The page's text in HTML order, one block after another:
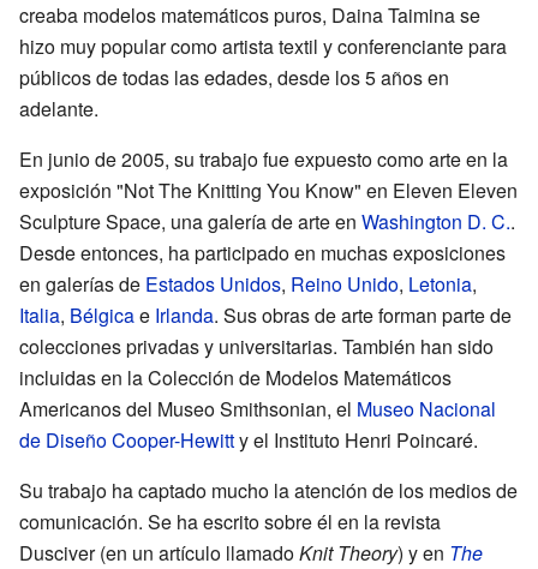
creaba modelos matemáticos puros, Daina Taimina se
hizo muy popular como artista textil y conferenciante para
públicos de todas las edades, desde los 5 años en
adelante.
En junio de 2005, su trabajo fue expuesto como arte en la
exposición "Not The Knitting You Know" en Eleven Eleven
Sculpture Space, una galería de arte en Washington D. C..
Desde entonces, ha participado en muchas exposiciones
en galerías de Estados Unidos, Reino Unido, Letonia,
Italia, Bélgicae Irlanda. Sus obras de arte forman parte de
colecciones privadas y universitarias. También han sido
incluidas en la Colección de Modelos Matemáticos
Americanos del Museo Smithsonian, el Museo Nacional
de Diseño Cooper-Hewitty el Instituto Henri Poincaré.
Su trabajo ha captado mucho la atención de los medios de
comunicación. Se ha escrito sobre él en la revista
Dusciver (en un artículo llamadoKnit Theory) y en The